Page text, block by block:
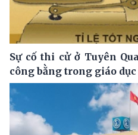
Sự cố thi cử ở Tuyên
công bằng trong giáo dục